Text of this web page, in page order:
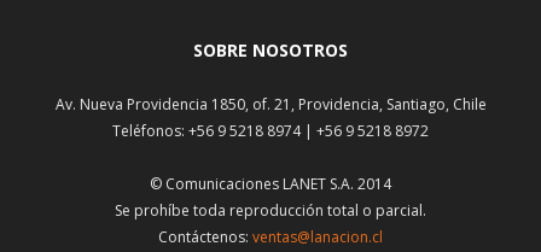
SOBRE NOSOTROS
Av. Nueva Providencia 1850, of. 21, Providencia, Santiago, Chile
Teléfonos: +56 9 5218 8974 | +56 9 5218 8972
© Comunicaciones LANET S.A. 2014
Se prohíbe toda reproducción total o parcial.
Contáctenos: ventas@lanacion.cl